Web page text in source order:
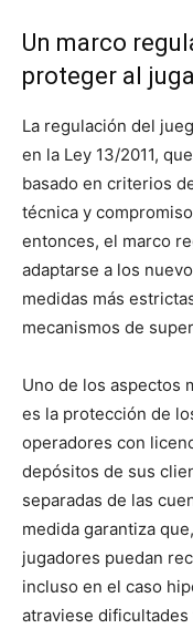
Un marco
proteger al
La regulación del
en la Ley 13/2011,
basado en criterios
técnica y
entonces, el marco
adaptarse a los
medidas más
mecanismos de
Uno de los aspectos
es la protección de
operadores con
depósitos de sus
separadas de las
medida garantiza
jugadores puedan
incluso en el caso
atraviese dificultades